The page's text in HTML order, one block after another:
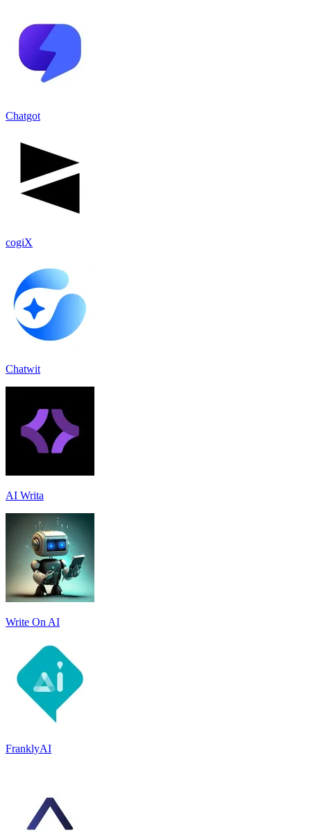
Chatgot
cogiX
Chatwit
AI Writa
Write On AI
FranklyAI